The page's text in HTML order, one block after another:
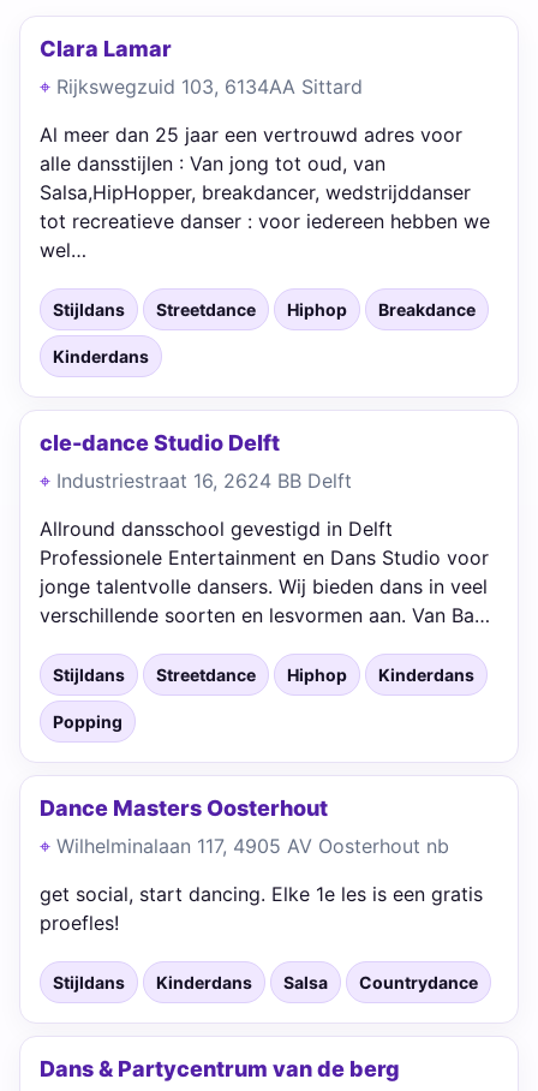
Clara Lamar
Rijkswegzuid 103, 6134AA Sittard
Al meer dan 25 jaar een vertrouwd adres voor
alle dansstijlen : Van jong tot oud, van
Salsa,HipHopper, breakdancer, wedstrijddanser
tot recreatieve danser : voor iedereen hebben we
wel…
Stijldans Streetdance Hiphop Breakdance
Kinderdans
cle-dance Studio Delft
Industriestraat 16, 2624 BB Delft
Allround dansschool gevestigd in Delft
Professionele Entertainment en Dans Studio voor
jonge talentvolle dansers. Wij bieden dans in veel
verschillende soorten en lesvormen aan. Van Ba…
Stijldans Streetdance Hiphop Kinderdans
Popping
Dance Masters Oosterhout
Wilhelminalaan 117, 4905 AV Oosterhout nb
get social, start dancing. Elke 1e les is een gratis
proefles!
Stijldans Kinderdans Salsa Countrydance
Dans & Partycentrum van de berg